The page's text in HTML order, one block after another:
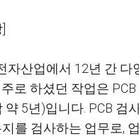
자산업에서 12년 간 다
주로 하셨던 작업은 PCB
약 5년)입니다 . PCB 검
를 검사하는 업무로,